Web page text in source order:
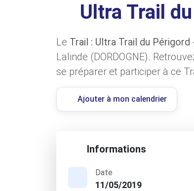
Ultra Trail
Le Trail : Ultra Trail du Périgord
Lalinde (DORDOGNE).
se préparer et participer à ce
Ajouter à mon calendrier
Informations
Date
11/05/2019